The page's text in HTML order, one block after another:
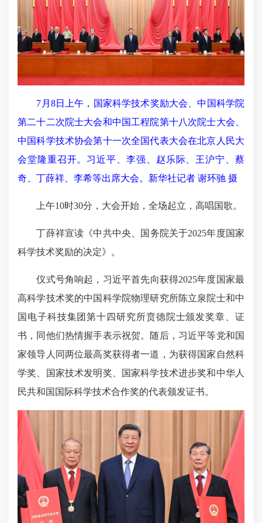
7月8日上午，国家科学技术奖励大会、中国科学院
第二十二次院士大会和中国工程院第十八次院士大会、
中国科学技术协会第十一次全国代表大会在北京人民大
会堂隆重召开。习近平、李强、赵乐际、王沪宁、蔡
奇、丁薛祥、李希等出席大会。新华社记者 谢环驰 摄
上午10时30分，大会开始，全场起立，高唱国歌。
丁薛祥宣读《中共中央、国务院关于2025年度国家
科学技术奖励的决定》。
仪式号角响起，习近平首先向获得2025年度国家最
高科学技术奖的中国科学院物理研究所陈立泉院士和中
国电子科技集团第十四研究所贲德院士颁发奖章、证
书，同他们热情握手表示祝贺。随后，习近平等党和国
家领导人同两位最高奖获得者一道，为获得国家自然科
学奖、国家技术发明奖、国家科学技术进步奖和中华人
民共和国国际科学技术合作奖的代表颁发证书。